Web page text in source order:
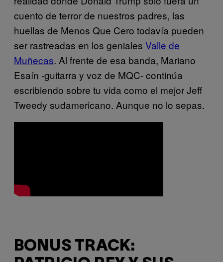
cuento de terror de nuestros padres, las
huellas de Menos Que Cero todavía pueden
ser rastreadas en los geniales Valle de
Muñecas​. Al frente de esa banda, Mariano
Esaín -guitarra y voz de MQC- continúa
escribiendo sobre tu vida como el mejor Jeff
Tweedy sudamericano. Aunque no lo sepas.
BONUS TRACK: